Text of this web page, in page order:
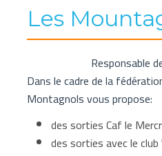
Les
Responsable
Dans le cadre de la
Montagnols vous propose:
des sorties Caf le
des sorties avec le